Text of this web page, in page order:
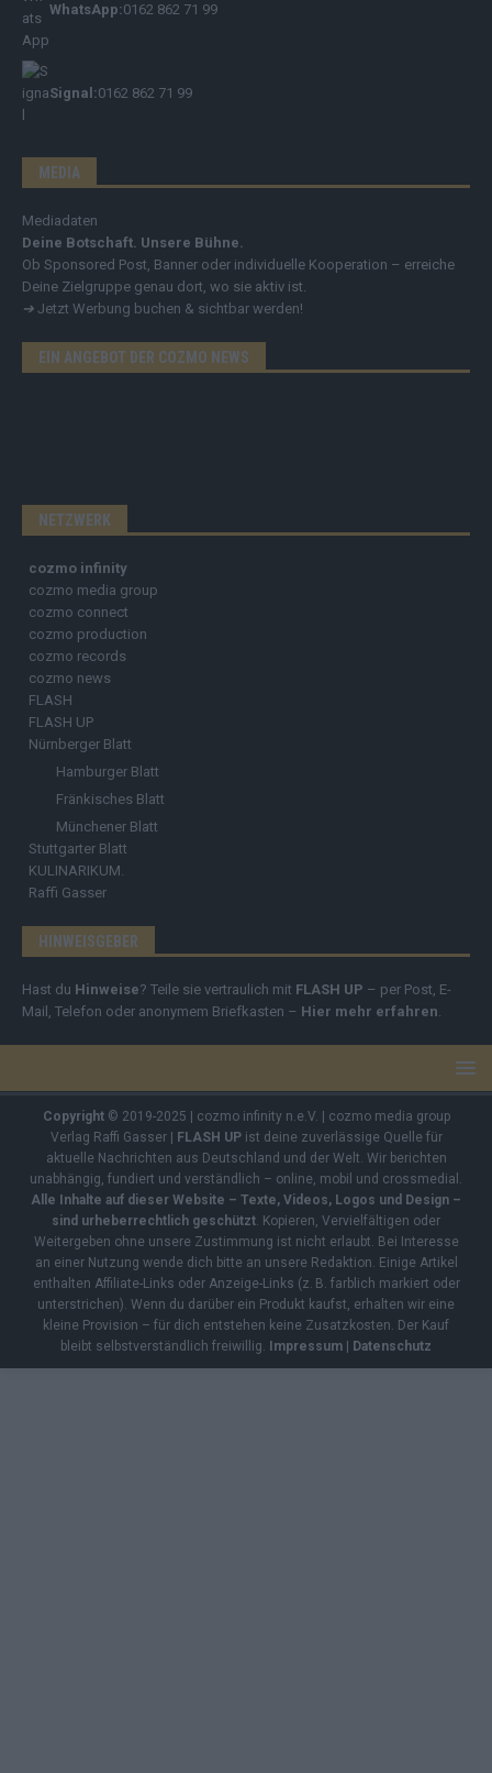
WhatsApp:0162 862 71 99
Signal:0162 862 71 99
MEDIA
Mediadaten
Deine Botschaft. Unsere Bühne.
Ob Sponsored Post, Banner oder individuelle Kooperation – erreiche
Deine Zielgruppe genau dort, wo sie aktiv ist.
➔ Jetzt Werbung buchen & sichtbar werden!
EIN ANGEBOT DER COZMO NEWS
NETZWERK
cozmo infinity
cozmo media group
cozmo connect
cozmo production
cozmo records
cozmo news
FLASH
FLASH UP
Nürnberger Blatt
Hamburger Blatt
Fränkisches Blatt
Münchener Blatt
Stuttgarter Blatt
KULINARIKUM.
Raffi Gasser
HINWEISGEBER
Hast du Hinweise? Teile sie vertraulich mit FLASH UP – per Post, E-
Mail, Telefon oder anonymem Briefkasten – Hier mehr erfahren.
Copyright© 2019-2025 | cozmo infinity n.e.V. | cozmo media group
Verlag Raffi Gasser |
FLASH UPist deine zuverlässige Quelle für
aktuelle Nachrichten aus Deutschland und der Welt. Wir berichten
unabhängig, fundiert und verständlich – online, mobil und crossmedial.
Alle Inhalte auf dieser Website – Texte, Videos, Logos und Design –
sind urheberrechtlich geschützt. Kopieren, Vervielfältigen oder
Weitergeben ohne unsere Zustimmung ist nicht erlaubt. Bei Interesse
an einer Nutzung wende dich bitte an unsere Redaktion. Einige Artikel
enthalten Affiliate-Links oder Anzeige-Links (z. B. farblich markiert oder
unterstrichen). Wenn du darüber ein Produkt kaufst, erhalten wir eine
kleine Provision – für dich entstehen keine Zusatzkosten. Der Kauf
bleibt selbstverständlich freiwillig.
Impressum Datenschutz